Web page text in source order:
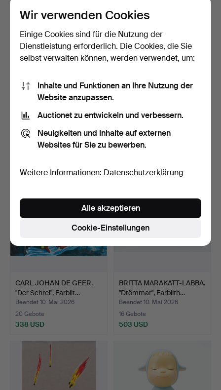
Objekt
BRITTA MARAKATT-LABBA.
Beendet 10. Mai 2026
22 Gebote
BENGT OLSON. Ohne Titel,
Beendet 10. Mai 2026
24 Gebote
CARL JOHAN DE GEER.
"Der Schrei", Farblit…
Beendet 10. Mai 2026
20 Gebote
338 USD
BRITTA MARAKATT-LABBA.
"Drömmar", Farblith…
Beendet 10. Mai 2026
16 Gebote
503 USD
Wir verwenden Cookies
Einige Cookies sind für die Nutzung der
Dienstleistung erforderlich. Die Cookies, die Sie
selbst verwalten können, werden verwendet, um:
Inhalte und Funktionen an Ihre Nutzung der
Website anzupassen.
Auctionet zu entwickeln und verbessern.
Neuigkeiten und Inhalte auf externen
Websites für Sie zu bewerben.
Weitere Informationen: Datenschutzerklärung
Cookie-Einstellungen
Alle akzeptieren